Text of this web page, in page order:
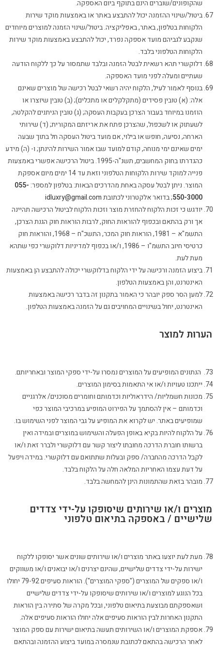
שהקופונים/שוברים הינם בתוקף ביום האספקה.
ביטול/שינוי ההזמנה יכול להתבצע באתר או באמצעות מוקד שירות
הלקוחות בטלפון, באתר, באפליקציה. ביטול/שינוי הזמנה למוצרים מיוחדים
שנקבע לגביהם מועד אספקה נפרד, יכול להתבצע באמצעות מוקד שירות
הלקוחות הטלפוני בלבד.
דלוקשרי תהא רשאית לבטל הזמנה ובלבד שתמסור על כך ללקוח הודעה
שעתיים ומעלה לפני מועד האספקה.
בנוסף לאמור לעיל, הלקוח יהיה רשאי לבטל רכישה של מוצרים שאינם
אלה: (א) טובין פסידים (מתקלקלים או מתכלים); (ב) טובין שיוצרו או
הוזמנו במיוחד בעבור הצרכן בעקבות העסקה; (ג) טובין הניתנים להקלטה,
לשעתוק או לשכפול, שהצרכן פתח את אריזתם המקורית; (ד) שירותי
הארחה, נסיעה, חופש או בילוי, אם מועד ביטול העסקה חל בתוך שבעה
ימים שאינם ימי מנוחה, קודם למועד שבו אמור השירות להינתן; ו- (ה) מידע
כהגדרתו בחוק המחשבים, תשנ"ה-1995. ביטול הרכישה אפשרי באמצעות
פנייה למוקד שירות הלקוחות הטלפוני וזאת עד 14 ימים מיום אספקת
המוצר. ניתן לבטל עסקה באחת מהדרכים הבאות: בטלפון למספר: 055-
550-3000; בדואר אלקטרוני לכתובתidluxry@gmail.com
יודגש כי זכות הלקוח להחזרת מוצר וזכות הלקוח לביטול הרכישה תהיינה
אך ורק בהתאם ובכפוף להוראות החוק, לרבות הוראות חוק הגנת הצרכן,
התשמ"א – 1981, הוראות חוק המכר, התשכ"ח – 1968, והוראות חוק
כרטיסי חיוב התשמ"ו – 1986, ו/או בכפוף למדיניות דלוקשרי כפי שתהא
מעת לעת.
ביצוע הזמנה ורכישה על ידי הלקוח בדלוקשרי יכולה להתבצע הן באמצעות
האינטרנט, והן באמצעות הטלפון.
למען הסר ספק יובהר כי האמור בתקנון זה בדבר רכישה באמצעות
האינטרנט, יחול בשינויים המחויבים גם על הזמנה באמצעות הטלפון.
הערות למוצר
הנתונים המופיעים על המוצרים נמסרו על-ידי ספקי המוצר ובאחריותם.
ייתכנו טעויות ו/או אי התאמות בסימון המוצרים.
מכונות חשמליות/ הידראוליות וכדמותם וחומרים מסוכנים/ אלרגניים
וכדמותם – אין להסתמך על הפירוט המופיע במרכיבי המוצר כפי
שמופיעים באתר. יש לקרוא את המופיע על גבי המוצר לפני השימוש בו.
על הלקוח להיות בקיא באופן הפעלה והשימוש במוצרים ובמידה ואין
ברשותו חוברת הדרכה מחובתו ליצור קשר עם דלוקשרי ולברר זאת ו/או
לקבל הדרכה מהחברה/ ספק ובעלות שתתואם עם דלוקשרי. במידה ויפעל
על דעת עצמו האחריות המלאה חלה על הלקוח בלבד.
מובהר בזאת שהתמונות הינן להמחשה בלבד.
מוצרים ו/או שירותים שיסופקו על-ידי צדדים
שלישיים / באספקה בתיאום טלפוני
מעת לעת יוצעו באתר מוצרים ו/או שירותים שונים אשר יסופקו ללקוח
ישירות על-ידי צדדים שלישיים, שהינם יצרנים ו/או יבואנים ו/או משווקים
ו/או ספקים של המוצרים ("ספקי המוצרים"). הוראות סעיפים 79-92 יחולו
בכל הנוגע למוצרים ו/או שירותים שיסופקו על-ידי צדדים שלישיים
ושאספקתם מבוצעת בתיאום טלפוני, ובכל מקרה של סתירה בין הוראות
התקנון האחרות לבין הוראות סעיפים אלה יחולו הוראות סעיפים אלה.
אספקת המוצרים ו/או השירותים תעשה בתיאום ישירות עם ספק המוצר
לאחר הרכישה בהתאם לכתובת שנמסרה במועד ביצוע ההזמנה ובהתאם